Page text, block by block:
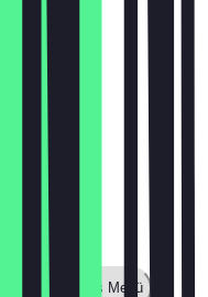
Zeige ganzes Menü